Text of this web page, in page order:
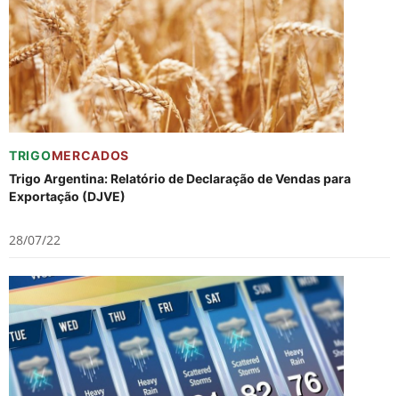
TRIGOMERCADOS
Trigo Argentina: Relatório de Declaração de Vendas para
Exportação (DJVE)
28/07/22